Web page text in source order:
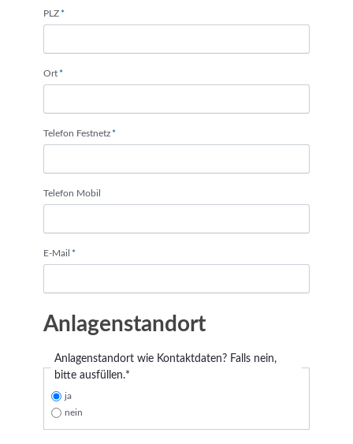
Pflichtfeld
PLZ *
Pflichtfeld
Ort *
Pflichtfeld
Telefon Festnetz *
Telefon Mobil
Pflichtfeld
E-Mail *
Anlagenstandort
Pflichtfeld
Anlagenstandort wie Kontaktdaten? Falls nein,
bitte ausfüllen.*
ja
nein